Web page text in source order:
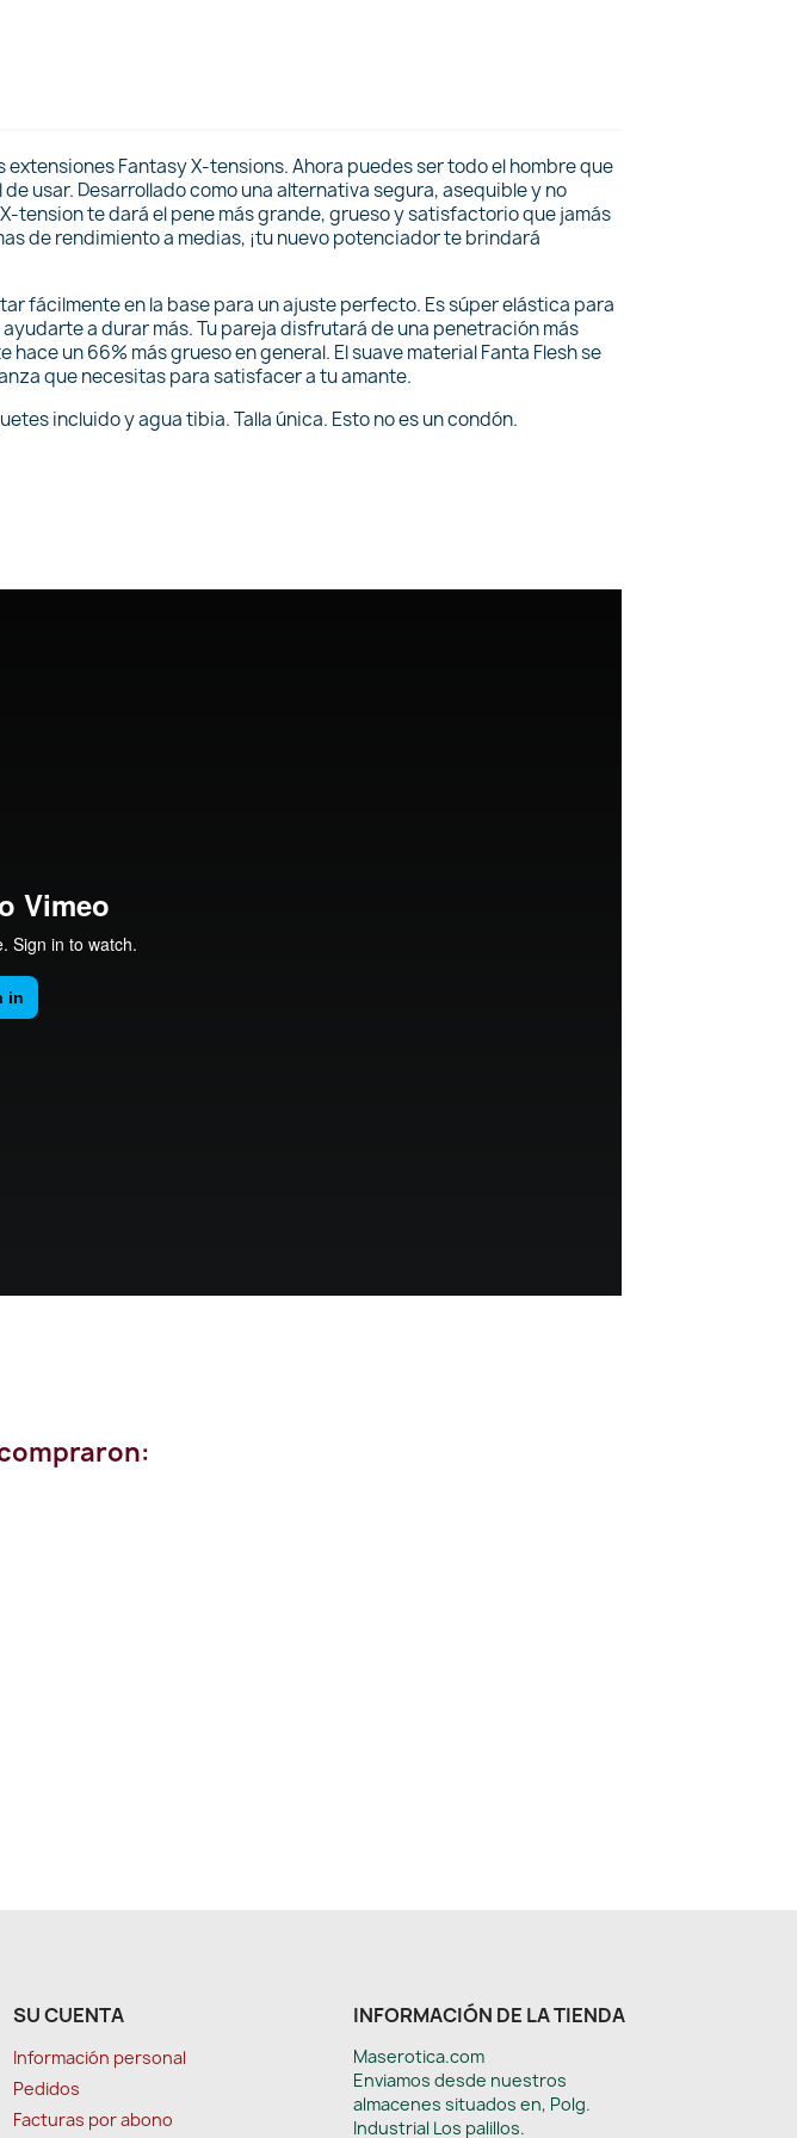
Fantasy X-tensions. Ahora puedes ser todo el hombre que
usar. Desarrollado como una alternativa segura, asequible y no
tension te dará el pene más grande, grueso y satisfactorio que jamás
de rendimiento a medias, ¡tu nuevo potenciador te brindará
fácilmente en la base para un ajuste perfecto. Es súper elástica para
a durar más. Tu pareja disfrutará de una penetración más
un 66% más grueso en general. El suave material Fanta Flesh se
que necesitas para satisfacer a tu amante.
incluido y agua tibia. Talla única. Esto no es un condón.
SU CUENTA
Información personal
Pedidos
Facturas por abono
INFORMACIÓN DE LA TIENDA
Maserotica.com
Enviamos desde nuestros
almacenes situados en, Polg.
Industrial Los palillos.